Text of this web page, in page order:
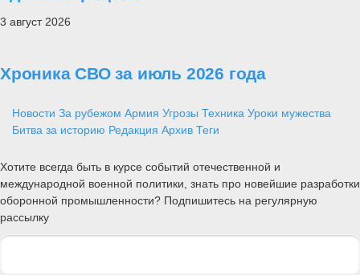
3 август 2026
Хроника СВО за июль 2026 года
Новости За рубежом Армия Угрозы Техника Уроки мужества
Битва за историю Редакция Архив Теги
Хотите всегда быть в курсе событий отечественной и
международной военной политики, знать про новейшие разработки
оборонной промышленности? Подпишитесь на регулярную
рассылку